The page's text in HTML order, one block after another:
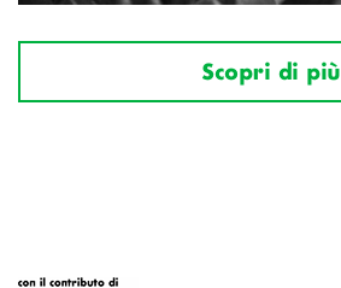
Scopri di più